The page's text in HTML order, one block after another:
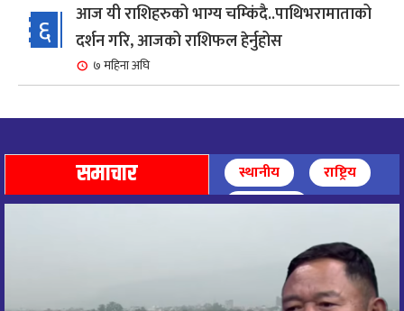
६
आज यी राशिहरुको भाग्य चम्किंदै..पाथिभरामाताको
दर्शन गरि, आजको राशिफल हेर्नुहोस
७ महिना अघि
७
८ महिना अघि
८
आज पाथिभारा माताको दर्शन गरि, दिनको सुरुवात गर्दै,
आज माताभगवती जगज्जननी पाथिभरादेवीको दर्शन गरि
समाचार स्थानीय
राष्ट्रिय
अन्तर्राष्ट्रिय